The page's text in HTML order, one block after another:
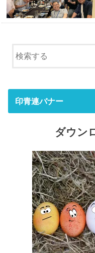
印青連バナー
ダウン